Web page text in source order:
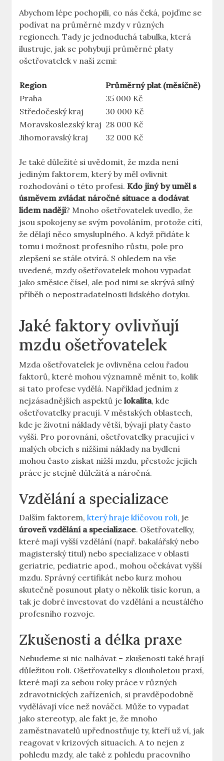
Abychom lépe ⁢pochopili, co nás čeká, pojďme se
podívat na průměrné mzdy v různých
regionech. Tady je jednoduchá ⁣tabulka, která
‍ilustruje, ‍jak⁤ se pohybují průměrné platy
ošetřovatelek v naší zemi:
Region
Průměrný ⁢plat (měsíčně)
Praha
35 000 Kč
Středočeský kraj
30 000 Kč
Moravskoslezský kraj 28 000 Kč
Jihomoravský ‍kraj
32 000 Kč
Je také důležité si‍ uvědomit, že⁣ mzda není
jediným faktorem, který by měl ovlivnit
rozhodování o této profesi.⁢Kdo jiný by uměl s
úsměvem zvládat náročné situace a dodávat
lidem naději? Mnoho ošetřovatelek uvedlo, že
jsou spokojeny se svým povoláním, protože cítí,
že dělají něco smysluplného. A když přidáte k⁣
tomu i možnost‌ profesního růstu, pole pro
⁢zlepšení se stále otvírá. S ohledem na vše
uvedené, mzdy ošetřovatelek mohou ⁣vypadat
jako​ směsice čísel, ale‍ pod nimi se skrývá silný
příběh o nepostradatelnosti lidského dotyku.
Jaké faktory ovlivňují
mzdu ošetřovatelek
Mzda ošetřovatelek je ovlivněna celou řadou
faktorů, které mohou ⁤významně měnit to, kolik
⁤si‌ tato profese vydělá. ⁣Například ⁢jedním z
nejzásadnějších aspektů jelokalita, kde
ošetřovatelky pracují. V městských oblastech,
⁣kde je životní náklady větší, bývají platy často
vyšší. ⁤Pro porovnání, ošetřovatelky pracující v
malých obcích ⁣s nižšími náklady na bydlení
mohou ⁣často získat nižší mzdu, přestože jejich
práce je stejně důležitá‌ a náročná.
Vzdělání a specializace
Dalším faktorem,který hraje klíčovou roli, je⁤
úroveň vzdělání a specializace. Ošetřovatelky,
které mají⁣ vyšší vzdělání (např. bakalářský nebo
magisterský titul) nebo specializace v oblasti
geriatrie, pediatrie ⁣apod., mohou očekávat ‍vyšší
mzdu. Správný certifikát nebo ⁤kurz mohou
skutečně posunout platy o několik tisíc korun, a ​
tak je dobré investovat do vzdělání a neustálého
profesního‌ rozvoje.
Zkušenosti a délka praxe
Nebudeme si nic nalhávat – ​zkušenosti také hrají
důležitou roli. Ošetřovatelky s​ dlouholetou​ praxí,
které​ mají za sebou roky ⁣práce v různých
zdravotnických zařízeních, ‌si pravděpodobně
vydělávají více než nováčci. Může to vypadat
jako stereotyp, ale fakt je, že mnoho
zaměstnavatelů upřednostňuje ty, kteří ‌už ví, jak
reagovat v krizových situacích. A ‍to nejen z
pohledu mzdy, ale také z pohledu pracovního